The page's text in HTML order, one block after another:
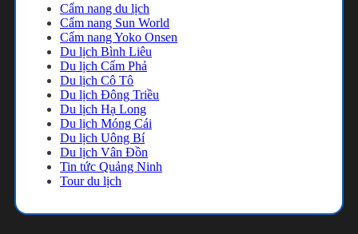
Cẩm nang du lịch
Cẩm nang Sun World
Cẩm nang Yoko Onsen
Du lịch Bình Liêu
Du lịch Cẩm Phả
Du lịch Cô Tô
Du lịch Đông Triều
Du lịch Hạ Long
Du lịch Móng Cái
Du lịch Uông Bí
Du lịch Vân Đồn
Tin tức Quảng Ninh
Tour du lịch